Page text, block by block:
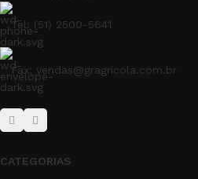
Tel: (51) 2500-5641
Fax: vendas@gragricola.com.br
CATEGORIAS